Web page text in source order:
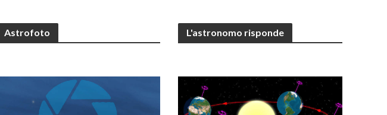
Astrofoto L'astronomo risponde